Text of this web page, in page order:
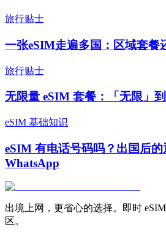
旅行贴士
一张eSIM走遍多国：区域套餐
旅行贴士
无限量 eSIM 套餐：「无限」
eSIM 基础知识
eSIM 有电话号码吗？出国后
WhatsApp
出境上网，更省心的选择。即时
区。